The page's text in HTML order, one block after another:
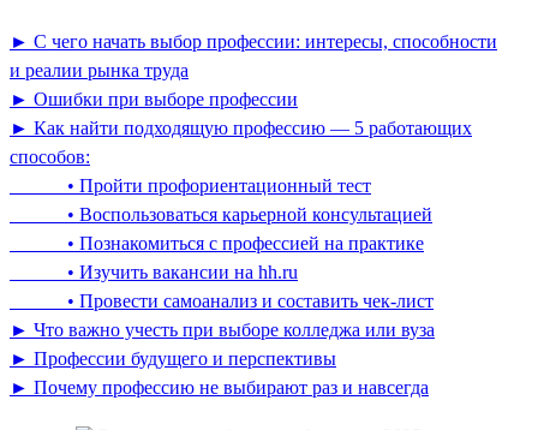
► С чего начать выбор профессии: интересы, способности
и реалии рынка труда
► Ошибки при выборе профессии
► Как найти подходящую профессию — 5 работающих
способов:
• Пройти профориентационный тест
• Воспользоваться карьерной консультацией
• Познакомиться с профессией на практике
• Изучить вакансии на hh.ru
• Провести самоанализ и составить чек-лист
► Что важно учесть при выборе колледжа или вуза
► Профессии будущего и перспективы
► Почему профессию не выбирают раз и навсегда